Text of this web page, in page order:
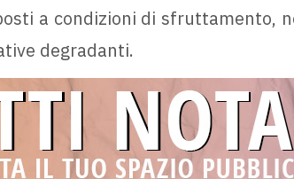
a condizioni di sfruttamento,
degradanti.